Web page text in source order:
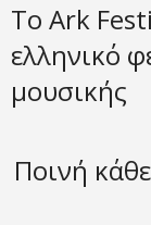
Το Ark
ελληνικό
μουσικής
Ποινή